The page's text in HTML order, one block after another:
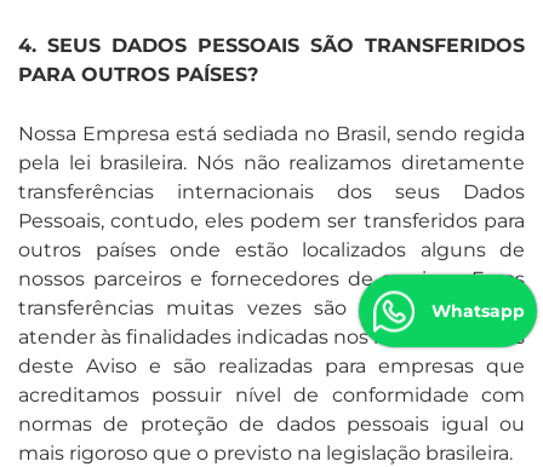
4. SEUS DADOS PESSOAIS SÃO TRANSFERIDOS
PARA OUTROS PAÍSES?
Nossa Empresa está sediada no Brasil, sendo regida
pela lei brasileira. Nós não realizamos diretamente
transferências internacionais dos seus Dados
Pessoais, contudo, eles podem ser transferidos para
outros países onde estão localizados alguns de
nossos parceiros e fornecedores de serviços. Essas
transferências muitas vezes são necessárias para
atender às finalidades indicadas nos itens anteriores
deste Aviso e são realizadas para empresas que
acreditamos possuir nível de conformidade com
normas de proteção de dados pessoais igual ou
mais rigoroso que o previsto na legislação brasileira.
Whatsapp